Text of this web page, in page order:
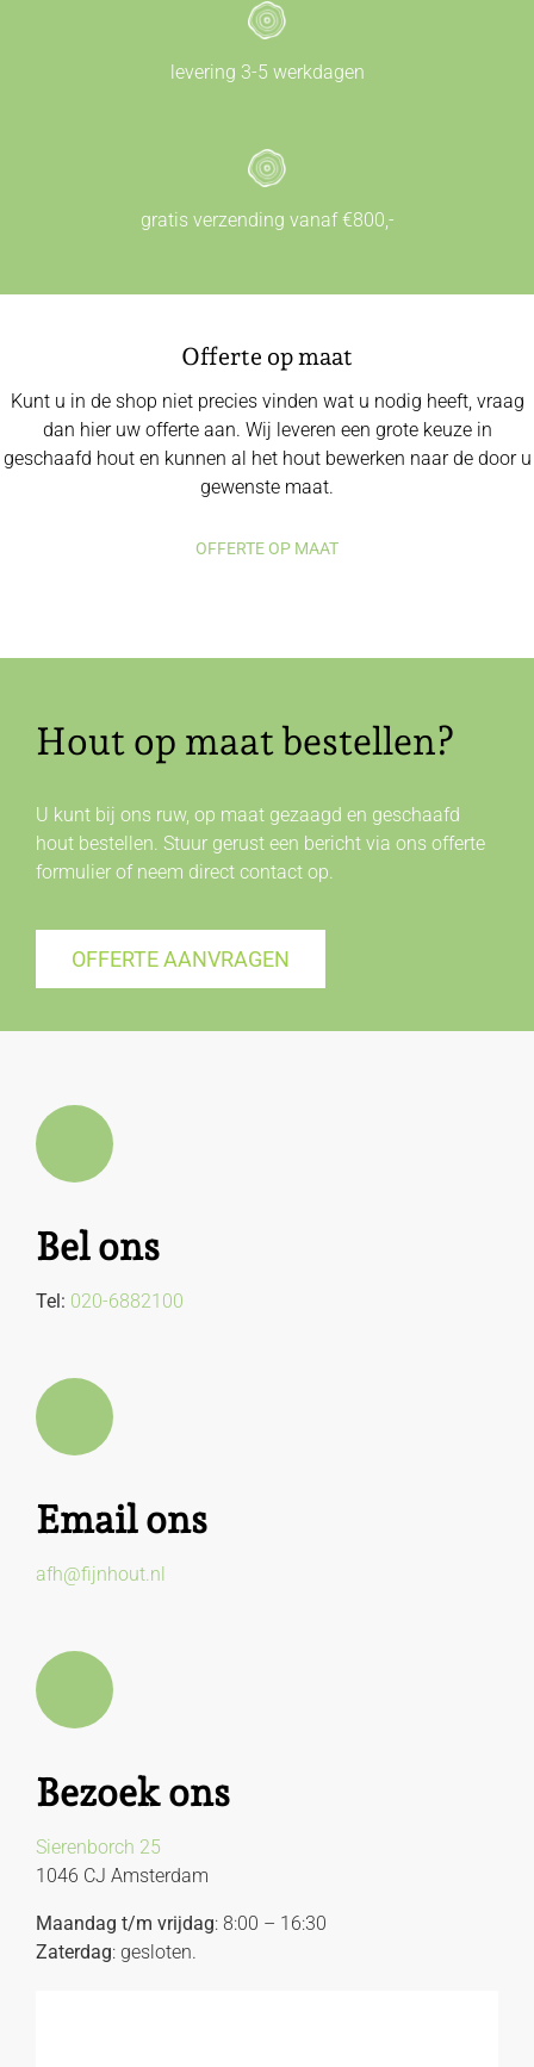
levering 3-5 werkdagen
gratis verzending vanaf €800,-
Offerte op maat
Kunt u in de shop niet precies vinden wat u nodig heeft, vraag
dan hier uw offerte aan. Wij leveren een grote keuze in
geschaafd hout en kunnen al het hout bewerken naar de door u
gewenste maat.
OFFERTE OP MAAT
Hout op maat bestellen?
U kunt bij ons ruw, op maat gezaagd en geschaafd
hout bestellen. Stuur gerust een bericht via ons offerte
formulier of neem direct contactop.
OFFERTE AANVRAGEN
Bel ons
Tel: 020-6882100
Email ons
afh@fijnhout.nl
Bezoek ons
Sierenborch 25
1046 CJ Amsterdam
Maandag t/m vrijdag: 8:00 – 16:30
Zaterdag: gesloten.